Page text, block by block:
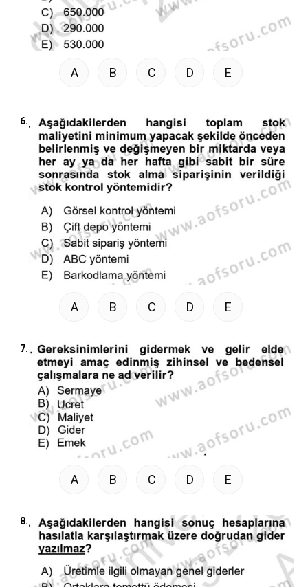
A B C D E
6.
A B C D E
7.
A B C D E
8.